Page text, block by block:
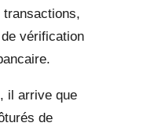
vérification
il arrive que
de